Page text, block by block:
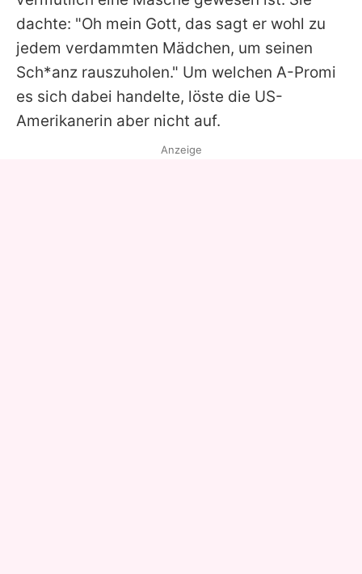
dachte: "Oh mein Gott, das sagt er wohl zu
jedem verdammten Mädchen, um seinen
Sch*anz rauszuholen." Um welchen A-Promi
es sich dabei handelte, löste die US-
Amerikanerin aber nicht auf.
Anzeige